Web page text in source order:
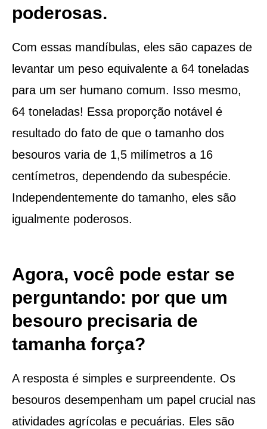
poderosas.
Com essas mandíbulas, eles são capazes de
levantar um peso equivalente a 64 toneladas
para um ser humano comum. Isso mesmo,
64 toneladas! Essa proporção notável é
resultado do fato de que o tamanho dos
besouros varia de 1,5 milímetros a 16
centímetros, dependendo da subespécie.
Independentemente do tamanho, eles são
igualmente poderosos.
Agora, você pode estar se
perguntando: por que um
besouro precisaria de
tamanha força?
A resposta é simples e surpreendente. Os
besouros desempenham um papel crucial nas
atividades agrícolas e pecuárias. Eles são